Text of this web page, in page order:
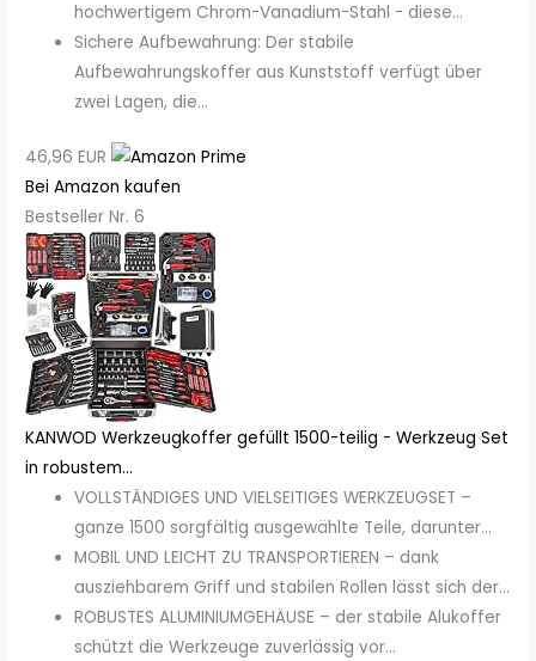
hochwertigem Chrom-Vanadium-Stahl - diese...
Sichere Aufbewahrung: Der stabile
Aufbewahrungskoffer aus Kunststoff verfügt über
zwei Lagen, die...
46,96 EUR
Bei Amazon kaufen
Bestseller Nr. 6
KANWOD Werkzeugkoffer gefüllt 1500-teilig - Werkzeug Set
in robustem...
VOLLSTÄNDIGES UND VIELSEITIGES WERKZEUGSET –
ganze 1500 sorgfältig ausgewählte Teile, darunter...
MOBIL UND LEICHT ZU TRANSPORTIEREN – dank
ausziehbarem Griff und stabilen Rollen lässt sich der...
ROBUSTES ALUMINIUMGEHÄUSE – der stabile Alukoffer
schützt die Werkzeuge zuverlässig vor...